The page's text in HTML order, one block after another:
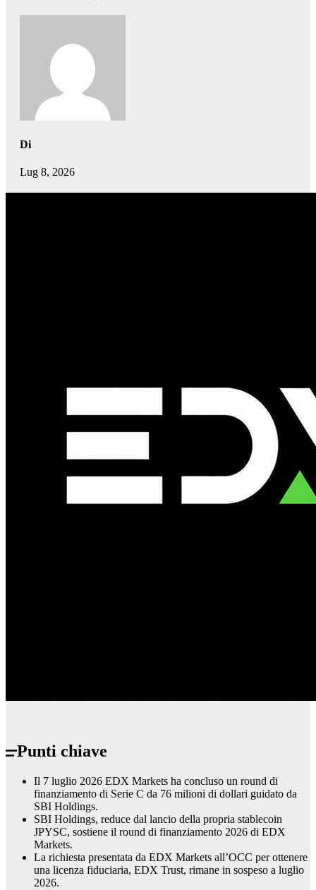
Di
Lug 8, 2026
Punti chiave
Il 7 luglio 2026 EDX Markets ha concluso un round di
finanziamento di Serie C da 76 milioni di dollari guidato da
SBI Holdings.
SBI Holdings, reduce dal lancio della propria stablecoin
JPYSC, sostiene il round di finanziamento 2026 di EDX
Markets.
La richiesta presentata da EDX Markets all’OCC per ottenere
una licenza fiduciaria, EDX Trust, rimane in sospeso a luglio
2026.